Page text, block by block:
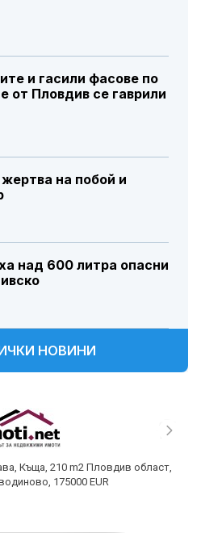
и гасили фасове по
от Пловдив се гаврили
на побой и
над 600 литра опасни
НОВИНИ
Къща, 210 m2 Пловдив област,
175000 EUR